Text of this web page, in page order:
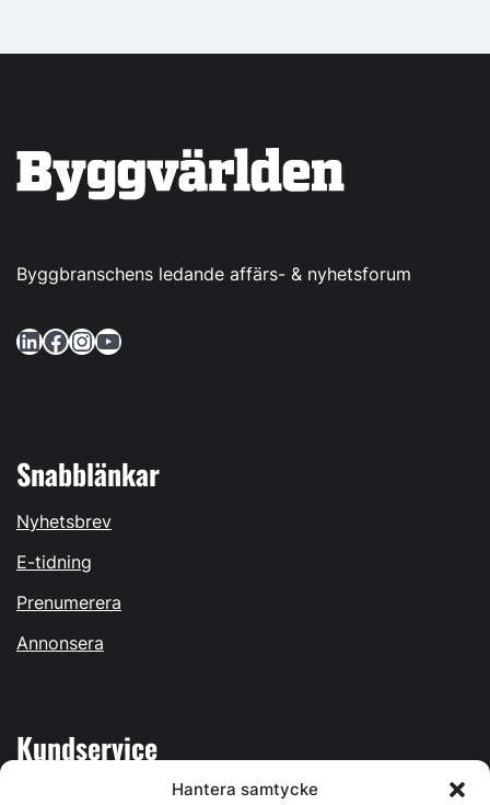
Hantera samtycke
Byggbranschens ledande affärs- & nyhetsforum
LinkedIn Facebook InstagramYouTube
Snabblänkar
Nyhetsbrev
E-tidning
Prenumerera
Annonsera
Kundservice